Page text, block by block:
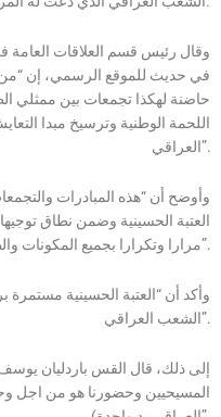
وقال رئيس قسم العلاقات العامة
في حديث للموقع الرسمي، إن “من
حاضنة لهكذا تجمعات بين ممثلي
اللحمة الوطنية وترسيخ مبدا
العراقي”.
وأوضح أن “هذه المبادرات
العتبة الحسينية وضمن نطاق
مرارا وتكرارا بجميع المكونات والطوائف”.
وأكد أن “العتبة الحسينية
الشعب العراقي”.
إلى ذلك، قال القس باردليان يوسف
المسيحيين وحضورنا هو من اجل